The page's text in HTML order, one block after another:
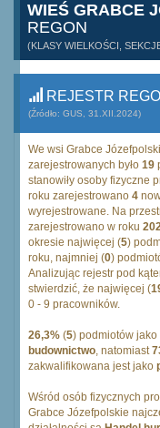
WIEŚ GRABCE
REGON
(KLASY WIELKOŚCI,
REJESTR
(Źródło: GUS, 31.XII.2024)
We wsi Grabce
zarejestrowanych było 19
stanowiły osoby fizyczne
roku zarejestrowano 4
wyrejestrowane. Na
zarejestrowano w roku
okresie najwięcej (5)
roku, najmniej (0)
Analizując rejestr pod
stwierdzić, że najwięcej (
0 - 9 pracowników.
26,3% (5) podmiotów jako
budownictwo, natomiast
zakwalifikowana jest jako
Wśród osób fizycznych
Grabce Józefpolskie